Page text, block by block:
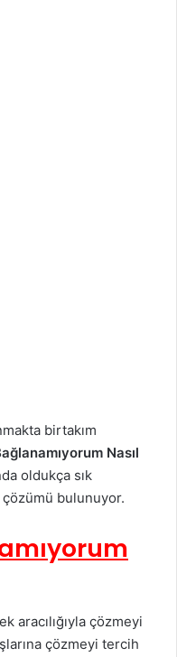
birtakım
Nasıl
oldukça sık
çözümü bulunuyor.
aracılığıyla çözmeyi
çözmeyi tercih